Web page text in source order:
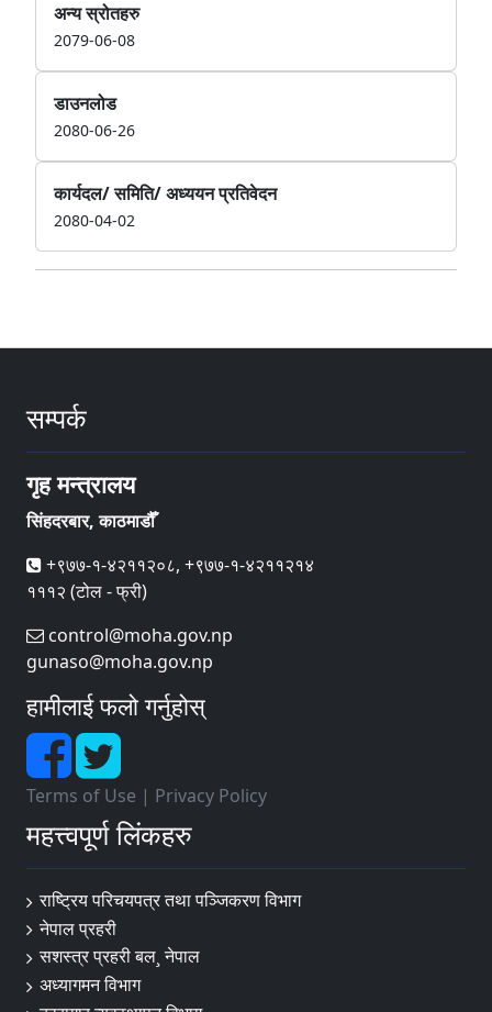
अन्य स्रोतहरु
2079-06-08
डाउनलोड
2080-06-26
कार्यदल/ समिति/ अध्ययन प्रतिवेदन
2080-04-02
सम्पर्क
गृह मन्त्रालय
सिंहदरबार, काठमाडौँ
+९७७-१-४२११२०८, +९७७-१-४२११२१४
१११२ (टोल - फ्री)
control@moha.gov.np
gunaso@moha.gov.np
हामीलाई फलो गर्नुहोस्
Terms of Use | Privacy Policy
महत्त्वपूर्ण लिंकहरु
राष्ट्रिय परिचयपत्र तथा पञ्‍जिकरण विभाग
नेपाल प्रहरी
सशस्त्र प्रहरी बल¸ नेपाल
अध्यागमन विभाग